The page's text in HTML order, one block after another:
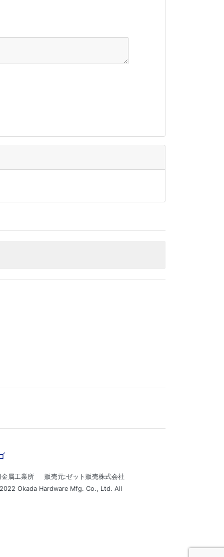
金属工業所 販売元:ゼット販売株式会社
Okada Hardware Mfg. Co., Ltd. All